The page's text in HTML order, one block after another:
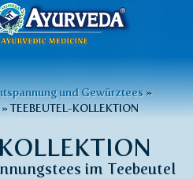
und Gewürztees »
»TEEBEUTEL-KOLLEKTION
im Teebeutel